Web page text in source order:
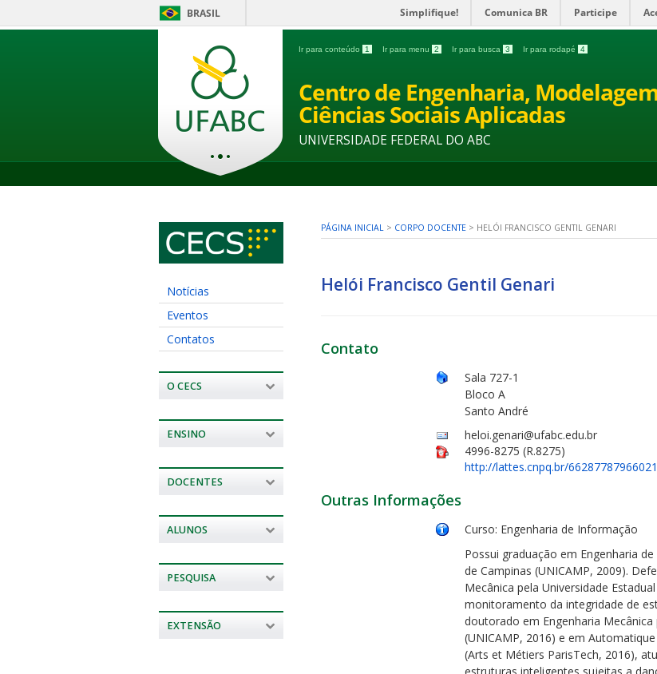
BRASIL Simplifique! Comunica BR Participe
Ir para conteúdo 1 Ir para menu 2 Ir para busca 3 Ir para rodapé 4
Centro de Engenharia,
Ciências Sociais Aplicadas
UNIVERSIDADE FEDERAL DO ABC
Notícias
Eventos
Contatos
O CECS
ENSINO
DOCENTES
ALUNOS
PESQUISA
EXTENSÃO
PÁGINA INICIAL > CORPO DOCENTE > HELÓI FRANCISCO GENTIL GENARI
Helói Francisco Gentil Genari
Contato
Sala 727-1
Bloco A
Santo André
heloi.genari@ufabc.edu.br
4996-8275 (R.8275)
http://lattes.cnpq.br/
Outras Informações
Curso: Engenharia de Informação
Possui graduação em Engenharia
de Campinas (UNICAMP, 2009).
Mecânica pela Universidade
monitoramento da integridade de
doutorado em Engenharia Mecânica
(UNICAMP, 2016) e em
(Arts et Métiers ParisTech, 2016),